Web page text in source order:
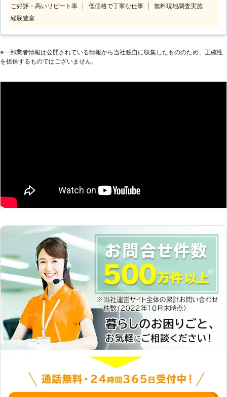
す。また、屋根に雪が積もると、積も
を防ぐためには、雪かきや雪下ろしが
し、雪下ろしは屋根の上に登って行う
ます。雪が降る前に屋根の補強修理を
の設置を行っておくと、もしものとき
事前の備えも、株式会社Rグループに
ぜひお任せ下さい。
ご好評・高いリピート率 低価格で丁寧な仕事
無料現地調査実施
経験豊富
※⼀部業者情報は公開されている情報から当社独⾃に収集したもののため、正確性
を担保するものではございません。